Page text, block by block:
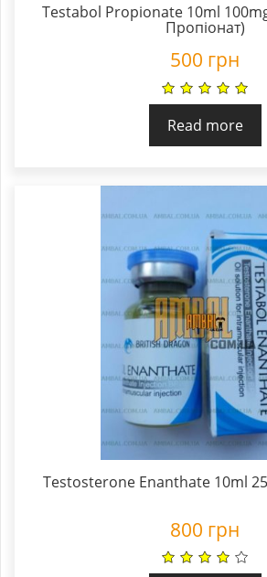
Testabol Propionate 10ml
Пропіонат)
500 грн
Read more
Testosterone Enanthate 10ml
800 грн